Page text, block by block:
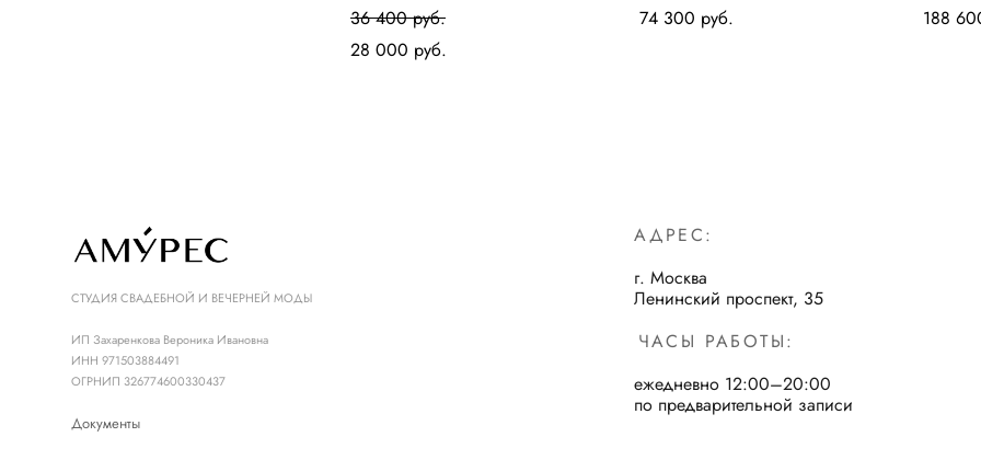
36 400 pуб.
28 000 pуб.
74 300 pуб.
188
СТУДИЯ СВАДЕБНОЙ И ВЕЧЕРНЕЙ МОДЫ
ИП Захаренкова Вероника Ивановна
ИНН 971503884491
ОГРНИП 326774600330437
Документы
АДРЕС:
г. Москва
Ленинский проспект, 35
ЧАСЫ РАБОТЫ:
ежедневно 12:00–20:00
по предварительной записи